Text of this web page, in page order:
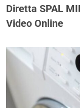
Diretta SPAL
Video Online